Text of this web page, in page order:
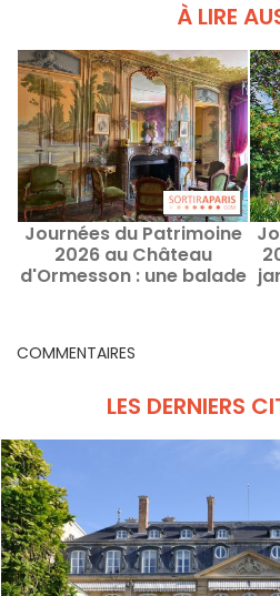
À LIRE
Journées du Patrimoine
2026 au Château
d'Ormesson : une balade
COMMENTAIRES
LES DERNIERS